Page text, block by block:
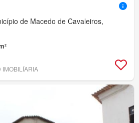
de Macedo de Cavaleiros,